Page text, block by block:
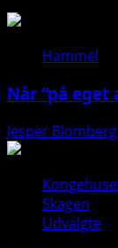
Hammel
Når “på
Jesper Blomberg
Skagen
Udvalgte